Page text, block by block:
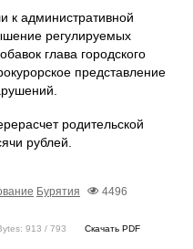
к административной
регулируемых
глава городского
представление
родительской
рублей.
Бурятия
4496
913 / 793 Скачать PDF